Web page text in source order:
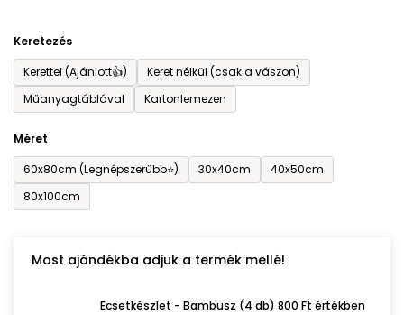
Keretezés
Kerettel (Ajánlott👍)
Keret nélkül (csak a vászon)
Műanyagtáblával
Kartonlemezen
Méret
60x80cm (Legnépszerűbb⭐)
30x40cm
40x50cm
80x100cm
Most ajándékba adjuk a termék mellé!
Ecsetkészlet - Bambusz (4 db) 800 Ft értékben